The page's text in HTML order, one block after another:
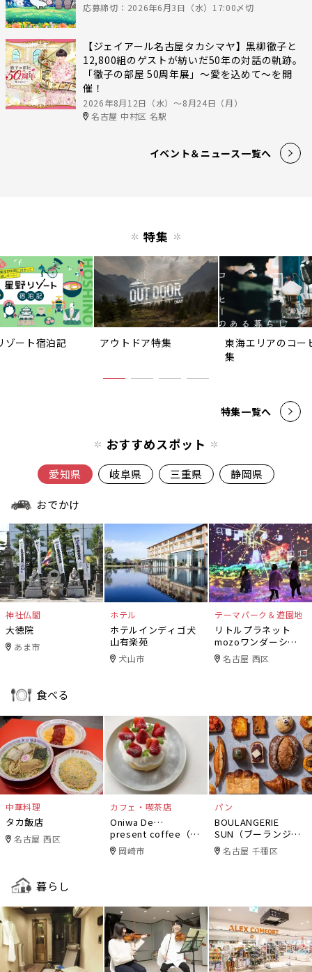
応募締切：2026年6月3日（水）17:00〆切
【ジェイアール名古屋タカシマヤ】黒柳徹子と
12,800組のゲストが紡いだ50年の対話の軌跡。
「徹子の部屋 50周年展」～愛を込めて～を開
催！
2026年8月12日（水）〜8月24日（月）
名古屋 中村区 名駅
イベント＆ニュース一覧へ
特集
ゾート宿泊記 アウトドア特集
東海エリアのコー
集
特集一覧へ
おすすめスポット
愛知県 岐阜県 三重県 静岡県
おでかけ
神社仏閣
大徳院
あま市
ホテル
ホテルインディゴ犬
山有楽苑
犬山市
テーマパーク＆遊園地
リトルプラネット
mozoワンダーシテ
ィ 名古屋 西区
食べる
中華料理
タカ飯店
名古屋 西区
カフェ・喫茶店
Oniwa De…
present coffee（オ
ニワデ）
岡崎市
パン
BOULANGERIE
SUN（ブーランジェ
リー・サン）
名古屋 千種区
暮らし